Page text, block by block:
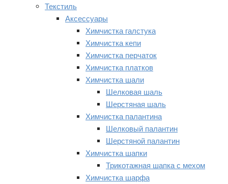
Текстиль
Аксессуары
Химчистка галстука
Химчистка кепи
Химчистка перчаток
Химчистка платков
Химчистка шали
Шелковая шаль
Шерстяная шаль
Химчистка палантина
Шелковый палантин
Шерстяной палантин
Химчистка шапки
Трикотажная шапка с мехом
Химчистка шарфа